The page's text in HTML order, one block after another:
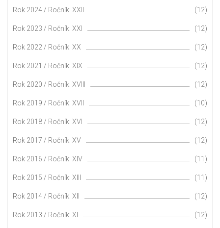
Rok 2024 / Ročník: XXII (12)
Rok 2023 / Ročník: XXI (12)
Rok 2022 / Ročník: XX (12)
Rok 2021 / Ročník: XIX (12)
Rok 2020 / Ročník: XVIII (12)
Rok 2019 / Ročník: XVII (10)
Rok 2018 / Ročník: XVI (12)
Rok 2017 / Ročník: XV (12)
Rok 2016 / Ročník: XIV (11)
Rok 2015 / Ročník: XIII (11)
Rok 2014 / Ročník: XII (12)
Rok 2013 / Ročník: XI (12)